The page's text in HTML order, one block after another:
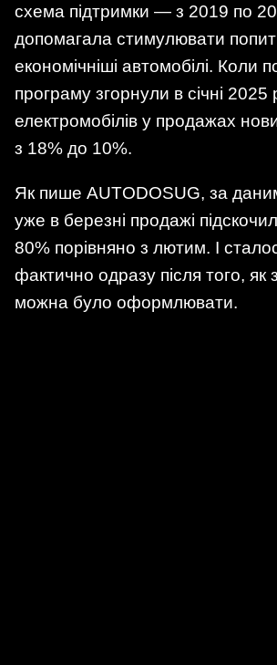
схема підтримки — з 2019 по
допомагала стимулювати
економічніші автомобілі. Коли
програму згорнули в січні 2025
електромобілів у продажах
з 18% до 10%.
Як пише AUTODOSUG, за
уже в березні продажі
80% порівняно з лютим. І
фактично одразу після того, як
можна було оформлювати.